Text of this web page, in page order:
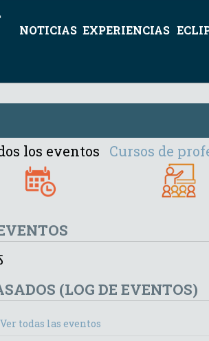
NOTICIAS EXPERIENCIAS
los eventos Cursos de
(LOG DE EVENTOS)
Ver todas las eventos